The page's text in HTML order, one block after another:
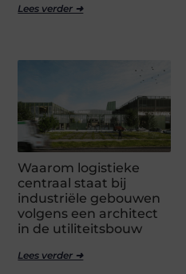
Lees verder ➜
Waarom logistieke
centraal staat bij
industriële gebouwen
volgens een architect
in de utiliteitsbouw
Lees verder ➜